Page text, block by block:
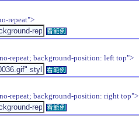
repeat">
看範例
repeat; background-position: left top">
看範例
repeat; background-position: right top">
看範例